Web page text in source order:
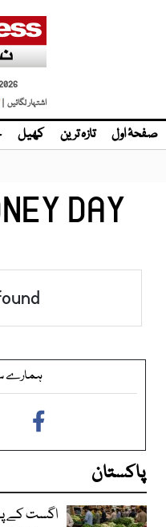
اشتہار لگائیں |
صفحۂ اول تازہ ترین کھیل
DAY
ہمارے
پاکستان
اگست کے